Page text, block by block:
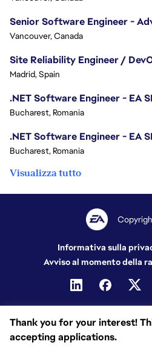
Thank you for your interest!
accepting applications.
Vancouver, Canada
Site Reliability Engineer /
Madrid, Spain
.NET Software Engineer - EA
Bucharest, Romania
.NET Software Engineer - EA
Bucharest, Romania
Visualizza tutto
Informativa sulla
Avviso al momento della